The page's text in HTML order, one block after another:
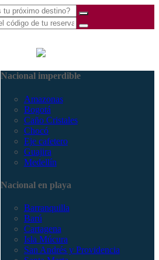
Nacional imperdible
Amazonas
Bogotá
Caño Cristales
Chocó
Eje cafetero
Guajira
Medellín
Nacional en playa
Barranquilla
Barú
Cartagena
Isla Múcura
San Andrés y Providencia